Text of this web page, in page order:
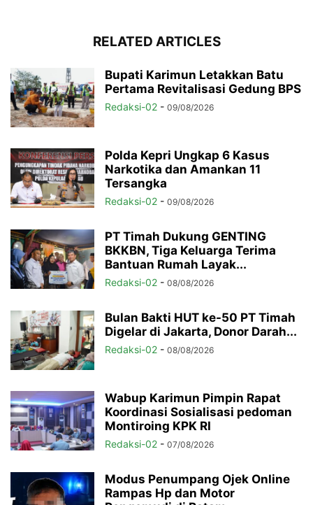
RELATED ARTICLES
Bupati Karimun Letakkan Batu
Pertama Revitalisasi Gedung BPS
Redaksi-02 - 09/08/2026
Polda Kepri Ungkap 6 Kasus
Narkotika dan Amankan 11
Tersangka
Redaksi-02 - 09/08/2026
PT Timah Dukung GENTING
BKKBN, Tiga Keluarga Terima
Bantuan Rumah Layak...
Redaksi-02 - 08/08/2026
Bulan Bakti HUT ke-50 PT Timah
Digelar di Jakarta, Donor Darah...
Redaksi-02 - 08/08/2026
Wabup Karimun Pimpin Rapat
Koordinasi Sosialisasi pedoman
Montiroing KPK RI
Redaksi-02 - 07/08/2026
Modus Penumpang Ojek Online
Rampas Hp dan Motor